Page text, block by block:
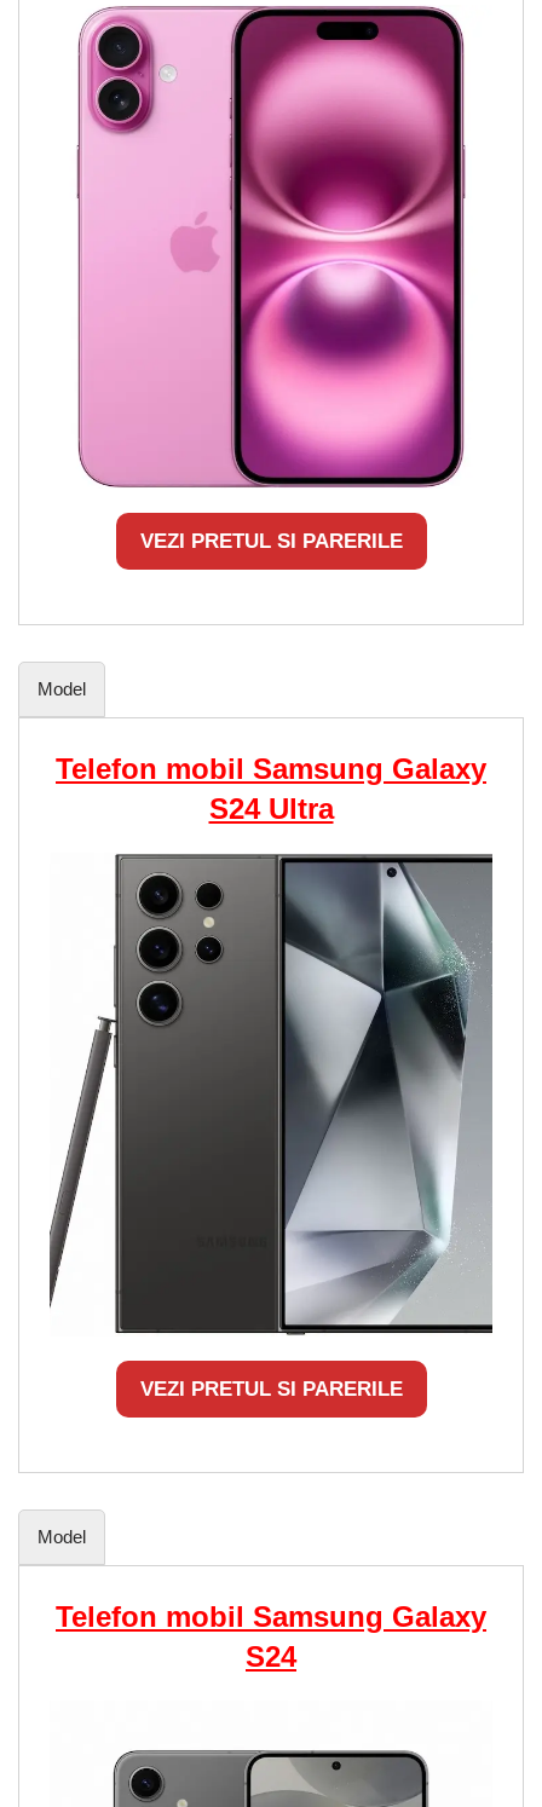
VEZI PRETUL SI PARERILE
Model
Telefon mobil Samsung Galaxy
S24 Ultra
VEZI PRETUL SI PARERILE
Model
Telefon mobil Samsung Galaxy
S24